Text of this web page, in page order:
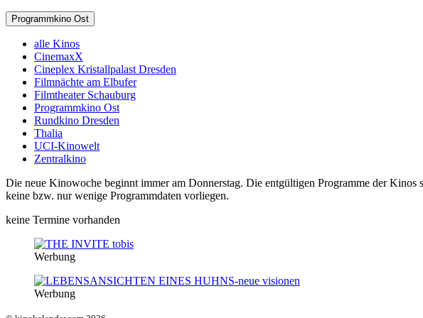
Programmkino Ost
alle Kinos
CinemaxX
Cineplex Kristallpalast Dresden
Filmnächte am Elbufer
Filmtheater Schauburg
Programmkino Ost
Rundkino Dresden
Thalia
UCI-Kinowelt
Zentralkino
Die neue Kinowoche beginnt immer am Donnerstag. Die entgültigen Programme der
keine bzw. nur wenige Programmdaten vorliegen.
keine Termine vorhanden
Werbung
Werbung